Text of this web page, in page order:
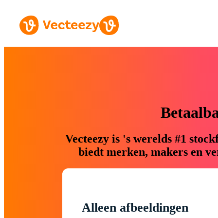
Vecteezy is 's werelds #1
biedt merken, makers en
Alleen afbeeldingen